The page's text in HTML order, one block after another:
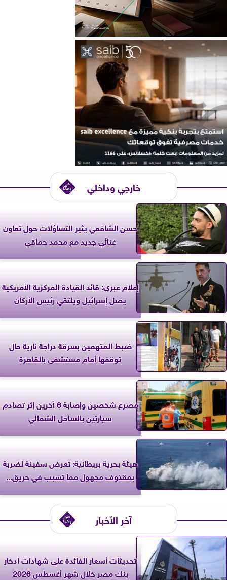
خارجي وداخلي
حسن الشافعي يثير التساؤلات حول تعاون
غنائي جديد مع محمد حماقي
إعلام عبري: قائد القيادة المركزية الأمريكية
يصل إسرائيل ويلتقي رئيس الأركان
ضبط المتهمين بسرقة دراجة نارية حال
توقفها أمام مستشفى بالقاهرة
مصرع شخصين وإصابة 6 آخرين إثر تصادم
سيارتين بالساحل الشمالي
‎هيئة بحرية بريطانية: تعرض سفينة لضربة
بمقذوف مجهول مما تسبب في حريق...
آخر الأخبار
تحديثات أسعار الفائدة على شهادات ادخار
بنك مصر خلال شهر أغسطس 2026